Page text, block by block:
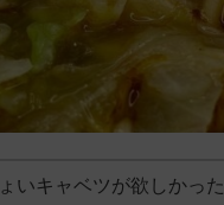
いキャベツが欲しかった